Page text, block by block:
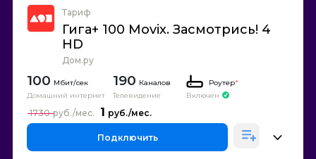
Тариф
Гига+ 100 Movix. Засмотрись! 4
HD
Дом.ру
100
Домашний интернет
190 Каналов
Телевидение
Роутер*
Включен
1
1730
Подключить